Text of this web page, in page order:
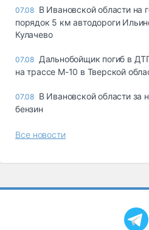
07.08 В Ивановской области на
порядок 5 км автодороги
Кулачево
07.08 Дальнобойщик погиб в
на трассе М-10 в Тверской
07.08 В Ивановской области за
бензин
Все новости